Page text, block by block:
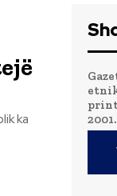
print
2001.